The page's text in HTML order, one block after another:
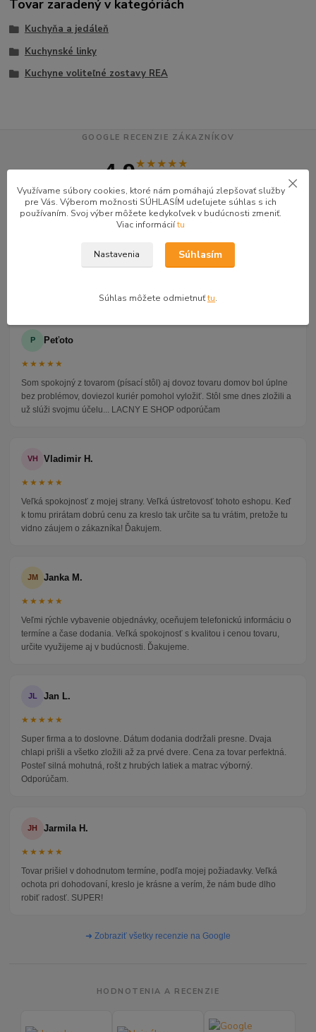
Tovar zaradený v kategóriách
Kuchyňa a jedáleň
Kuchynské linky
Kuchyne voliteľné zostavy REA
GOOGLE RECENZIE ZÁKAZNÍKOV
4.9★★★★★
Veľmi seriózny dodávateľ komunikoval so mnou telefonicky na adrese
P Peťoto
★★★★★
Som spokojný z tovarom (písací stôl) aj dovoz tovaru domov bol úplne
bez problémov, doviezol kuriér pomohol vyložiť. Stôl sme dnes zložili a
už slúži svojmu účelu... LACNY E SHOP odporúčam
VH Vladimir H.
★★★★★
Veľká spokojnosť z mojej strany. Veľká ústretovosť tohoto eshopu. Keď
k tomu prirátam dobrú cenu za kreslo tak určite sa tu vrátim, pretože tu
vidno záujem o zákazníka! Ďakujem.
JM Janka M.
★★★★★
Veľmi rýchle vybavenie objednávky, oceňujem telefonickú informáciu o
termíne a čase dodania. Veľká spokojnosť s kvalitou i cenou tovaru,
určite využijeme aj v budúcnosti. Ďakujeme.
JL Jan L.
★★★★★
Super firma a to doslovne. Dátum dodania dodržali presne. Dvaja
chlapi prišli a všetko zložili až za prvé dvere. Cena za tovar perfektná.
Posteľ silná mohutná, rošt z hrubých latiek a matrac výborný.
Odporúčam.
JH Jarmila H.
★★★★★
Tovar prišiel v dohodnutom termíne, podľa mojej požiadavky. Veľká
ochota pri dohodovaní, kreslo je krásne a verím, že nám bude dlho
robiť radosť. SUPER!
➜ Zobraziť všetky recenzie na Google
HODNOTENIA A RECENZIE
Využívame súbory cookies, ktoré nám pomáhajú zlepšovať služby
pre Vás. Výberom možnosti SÚHLASÍM udeľujete súhlas s ich
používaním. Svoj výber môžete kedykoľvek v budúcnosti zmeniť.
Viac informáciítu
Nastavenia Súhlasím
Súhlas môžete odmietnuťtu.